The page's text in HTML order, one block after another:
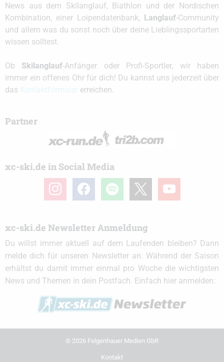
News aus dem Skilanglauf, Biathlon und der Nordischen
Kombination, einer Loipendatenbank,
Langlauf-Community
und allem was du sonst noch über deine Lieblingssportarten
wissen solltest.
Ob Skilanglauf-Anfänger oder Profi-Sportler, wir haben
immer ein offenes Ohr für dich! Du kannst uns jederzeit über
das
erreichen.
Partner
xc-ski.de in Social Media
instagramfacebook spotify youtube
xc-ski.de Newsletter Anmeldung
Du willst immer aktuell auf dem Laufenden bleiben? Dann
melde dich für unseren Newsletter an. Während der Saison
erhältst du damit immer einmal pro Woche die wichtigsten
News und Themen in dein Postfach. Einfach hier anmelden:
© 2026 Felgenhauer Medien GbR
Kontakt